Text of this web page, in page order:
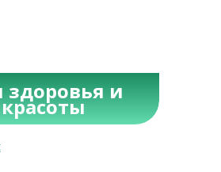
здоровья и
красоты